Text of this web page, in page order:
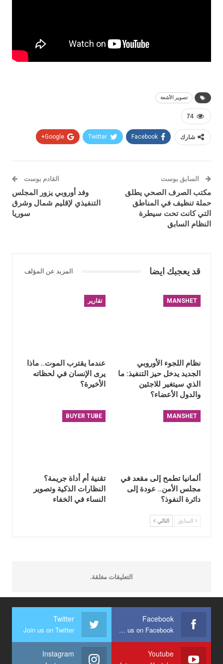
تصوير الأشعة
74
شارك Facebook
Twitter
Google+
السابق بوست
مكتب الصرف الصحي يطلق
حملة تنظيف في المناطق
التي كانت تحت سيطرة
النظام السابق
القادم بوست
وفد أوروبي يزور المجلس
التنفيذي لإقليم شمال وشرق
سوريا
قد يعجبك ايضا المزيد عن المؤلف
MANSHET
نظام اللجوء الأوروبي
الجديد يدخل حيز التنفيذ: ما
الذي سيتغير للاجئين
والدول الأعضاء؟
تقارير
عندما يقترب الموت.. ماذا
يرى الإنسان في لحظاته
الأخيرة؟
MANSHET
ألمانيا تطمح إلى مقعد في
مجلس الأمن.. عودة إلى
دائرة النفوذ؟
BUYER TUBE
تقنية أم أداة جريمة؟
النظارات الذكية وتصوير
النساء في الخفاء
السابق التالي
التعليقات مغلقة.
Facebook
Join us on Facebook
Twitter
Join us on Twitter
Youtube
Instagram